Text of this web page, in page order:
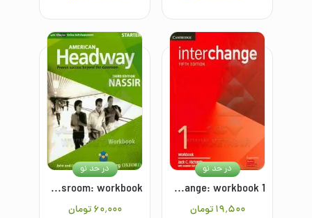
Interchange: workbook 1
۱۹٬۵۰۰ تومان
در حد نو
American headway: proven success beyond the classroom: workbook
۶۰٬۰۰۰ تومان
در حد نو